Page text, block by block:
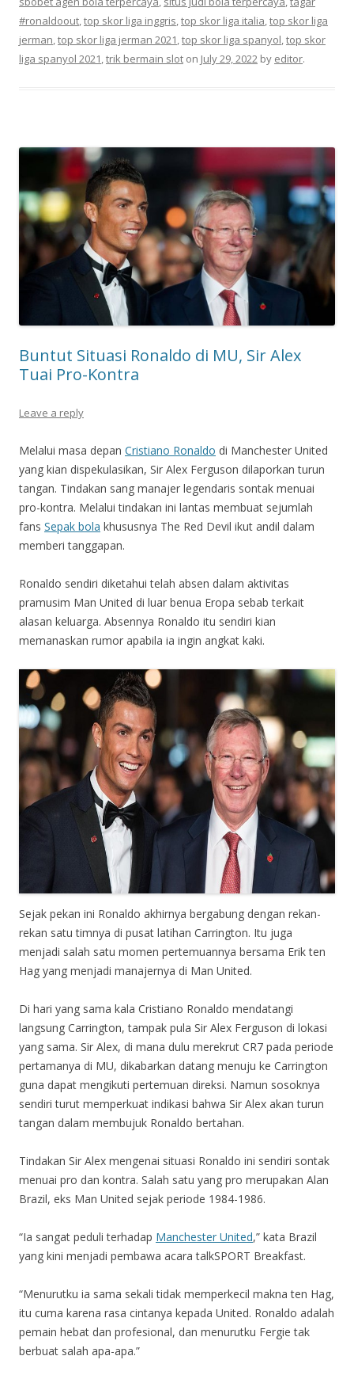
#ronaldoout,top skor liga inggris,top skor liga italia,top skor liga
jerman,top skor liga jerman 2021,top skor liga spanyol,top skor
liga spanyol 2021,trik bermain slot on July 29, 2022 by editor.
Buntut Situasi Ronaldo di MU, Sir Alex
Tuai Pro-Kontra
Leave a reply
Melalui masa depan Cristiano Ronaldo di Manchester United
yang kian dispekulasikan, Sir Alex Ferguson dilaporkan turun
tangan. Tindakan sang manajer legendaris sontak menuai
pro-kontra. Melalui tindakan ini lantas membuat sejumlah
fans Sepak bola khususnya The Red Devil ikut andil dalam
memberi tanggapan.
Ronaldo sendiri diketahui telah absen dalam aktivitas
pramusim Man United di luar benua Eropa sebab terkait
alasan keluarga. Absennya Ronaldo itu sendiri kian
memanaskan rumor apabila ia ingin angkat kaki.
Sejak pekan ini Ronaldo akhirnya bergabung dengan rekan-
rekan satu timnya di pusat latihan Carrington. Itu juga
menjadi salah satu momen pertemuannya bersama Erik ten
Hag yang menjadi manajernya di Man United.
Di hari yang sama kala Cristiano Ronaldo mendatangi
langsung Carrington, tampak pula Sir Alex Ferguson di lokasi
yang sama. Sir Alex, di mana dulu merekrut CR7 pada periode
pertamanya di MU, dikabarkan datang menuju ke Carrington
guna dapat mengikuti pertemuan direksi. Namun sosoknya
sendiri turut memperkuat indikasi bahwa Sir Alex akan turun
tangan dalam membujuk Ronaldo bertahan.
Tindakan Sir Alex mengenai situasi Ronaldo ini sendiri sontak
menuai pro dan kontra. Salah satu yang pro merupakan Alan
Brazil, eks Man United sejak periode 1984-1986.
“Ia sangat peduli terhadap Manchester United,” kata Brazil
yang kini menjadi pembawa acara talkSPORT Breakfast.
“Menurutku ia sama sekali tidak memperkecil makna ten Hag,
itu cuma karena rasa cintanya kepada United. Ronaldo adalah
pemain hebat dan profesional, dan menurutku Fergie tak
berbuat salah apa-apa.”